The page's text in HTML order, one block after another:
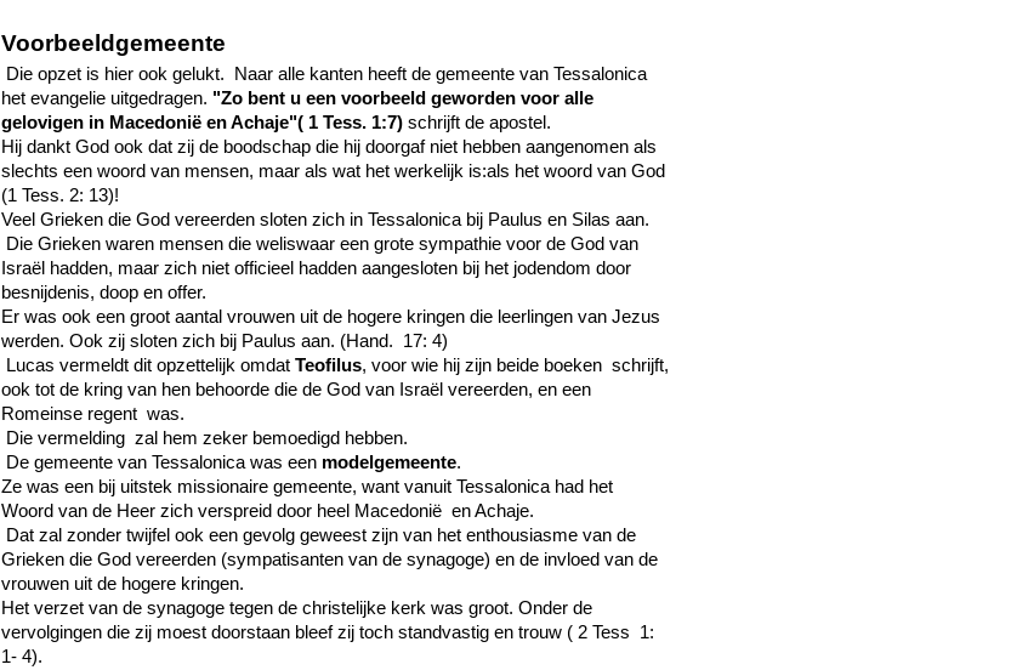
Voorbeeldgemeente
Die opzet is hier ook gelukt. Naar alle kanten heeft de gemeente van Tessalonica
het evangelie uitgedragen. "Zo bent u een voorbeeld geworden voor alle
gelovigen in Macedonië en Achaje"( 1 Tess. 1:7) schrijft de apostel.
Hij dankt God ook dat zij de boodschap die hij doorgaf niet hebben aangenomen als
slechts een woord van mensen, maar als wat het werkelijk is:als het woord van God
(1 Tess. 2: 13)!
Veel Grieken die God vereerden sloten zich in Tessalonica bij Paulus en Silas aan.
Die Grieken waren mensen die weliswaar een grote sympathie voor de God van
Israël hadden, maar zich niet officieel hadden aangesloten bij het jodendom door
besnijdenis, doop en offer.
Er was ook een groot aantal vrouwen uit de hogere kringen die leerlingen van Jezus
werden. Ook zij sloten zich bij Paulus aan. (Hand. 17: 4)
Lucas vermeldt dit opzettelijk omdat Teofilus, voor wie hij zijn beide boeken schrijft,
ook tot de kring van hen behoorde die de God van Israël vereerden, en een
Romeinse regent was.
Die vermelding zal hem zeker bemoedigd hebben.
De gemeente van Tessalonica was een modelgemeente.
Ze was een bij uitstek missionaire gemeente, want vanuit Tessalonica had het
Woord van de Heer zich verspreid door heel Macedonië en Achaje.
Dat zal zonder twijfel ook een gevolg geweest zijn van het enthousiasme van de
Grieken die God vereerden (sympatisanten van de synagoge) en de invloed van de
vrouwen uit de hogere kringen.
Het verzet van de synagoge tegen de christelijke kerk was groot. Onder de
vervolgingen die zij moest doorstaan bleef zij toch standvastig en trouw ( 2 Tess 1:
1- 4).